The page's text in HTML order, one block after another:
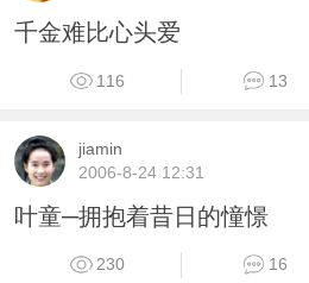
千金难比心头爱
116 13
jiamin
2006-8-24 12:31
叶童─拥抱着昔日的憧憬
230 16